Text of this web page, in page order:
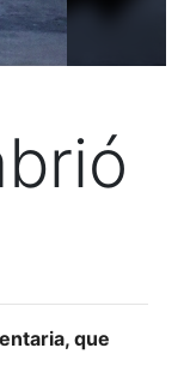
que